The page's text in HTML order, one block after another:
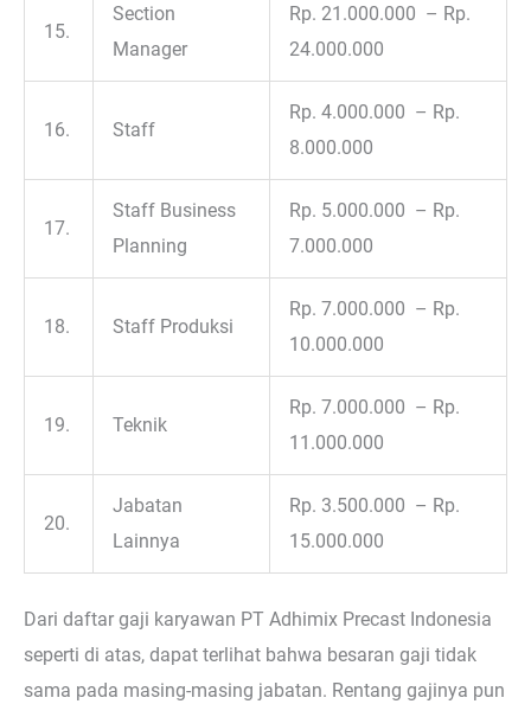
15.
Section
Manager
Rp. 21.000.000 – Rp.
24.000.000
16. Staff
Rp. 4.000.000 – Rp.
8.000.000
17.
Staff Business
Planning
Rp. 5.000.000 – Rp.
7.000.000
18. Staff Produksi
Rp. 7.000.000 – Rp.
10.000.000
19. Teknik
Rp. 7.000.000 – Rp.
11.000.000
20.
Jabatan
Lainnya
Rp. 3.500.000 – Rp.
15.000.000
Dari daftar gaji karyawan PT Adhimix Precast Indonesia
seperti di atas, dapat terlihat bahwa besaran gaji tidak
sama pada masing-masing jabatan. Rentang gajinya pun